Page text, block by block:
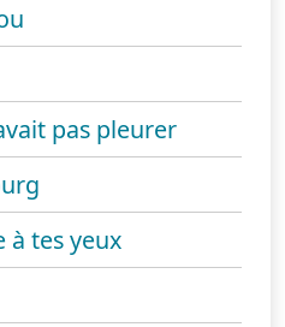
pas pleurer
à tes yeux